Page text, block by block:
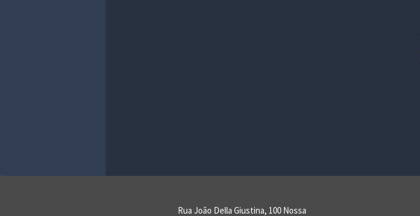
Rua João Della Giustina, 100 Nossa